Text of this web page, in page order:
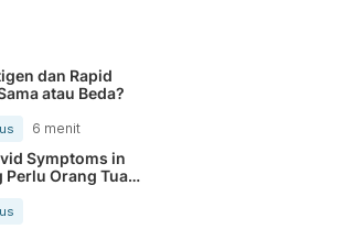
dan Rapid
atau Beda?
6 menit
Symptoms in
Perlu Orang Tua